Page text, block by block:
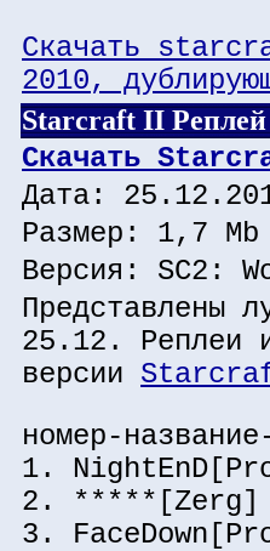
Скачать
2010,
Starcraft II Реплей
Скачать
Дата:
Размер: 1,7 Mb
Версия: SC2:
Представлены
25.12. Реплеи
версии
номер-
1.
2. *****[Zerg]
3.